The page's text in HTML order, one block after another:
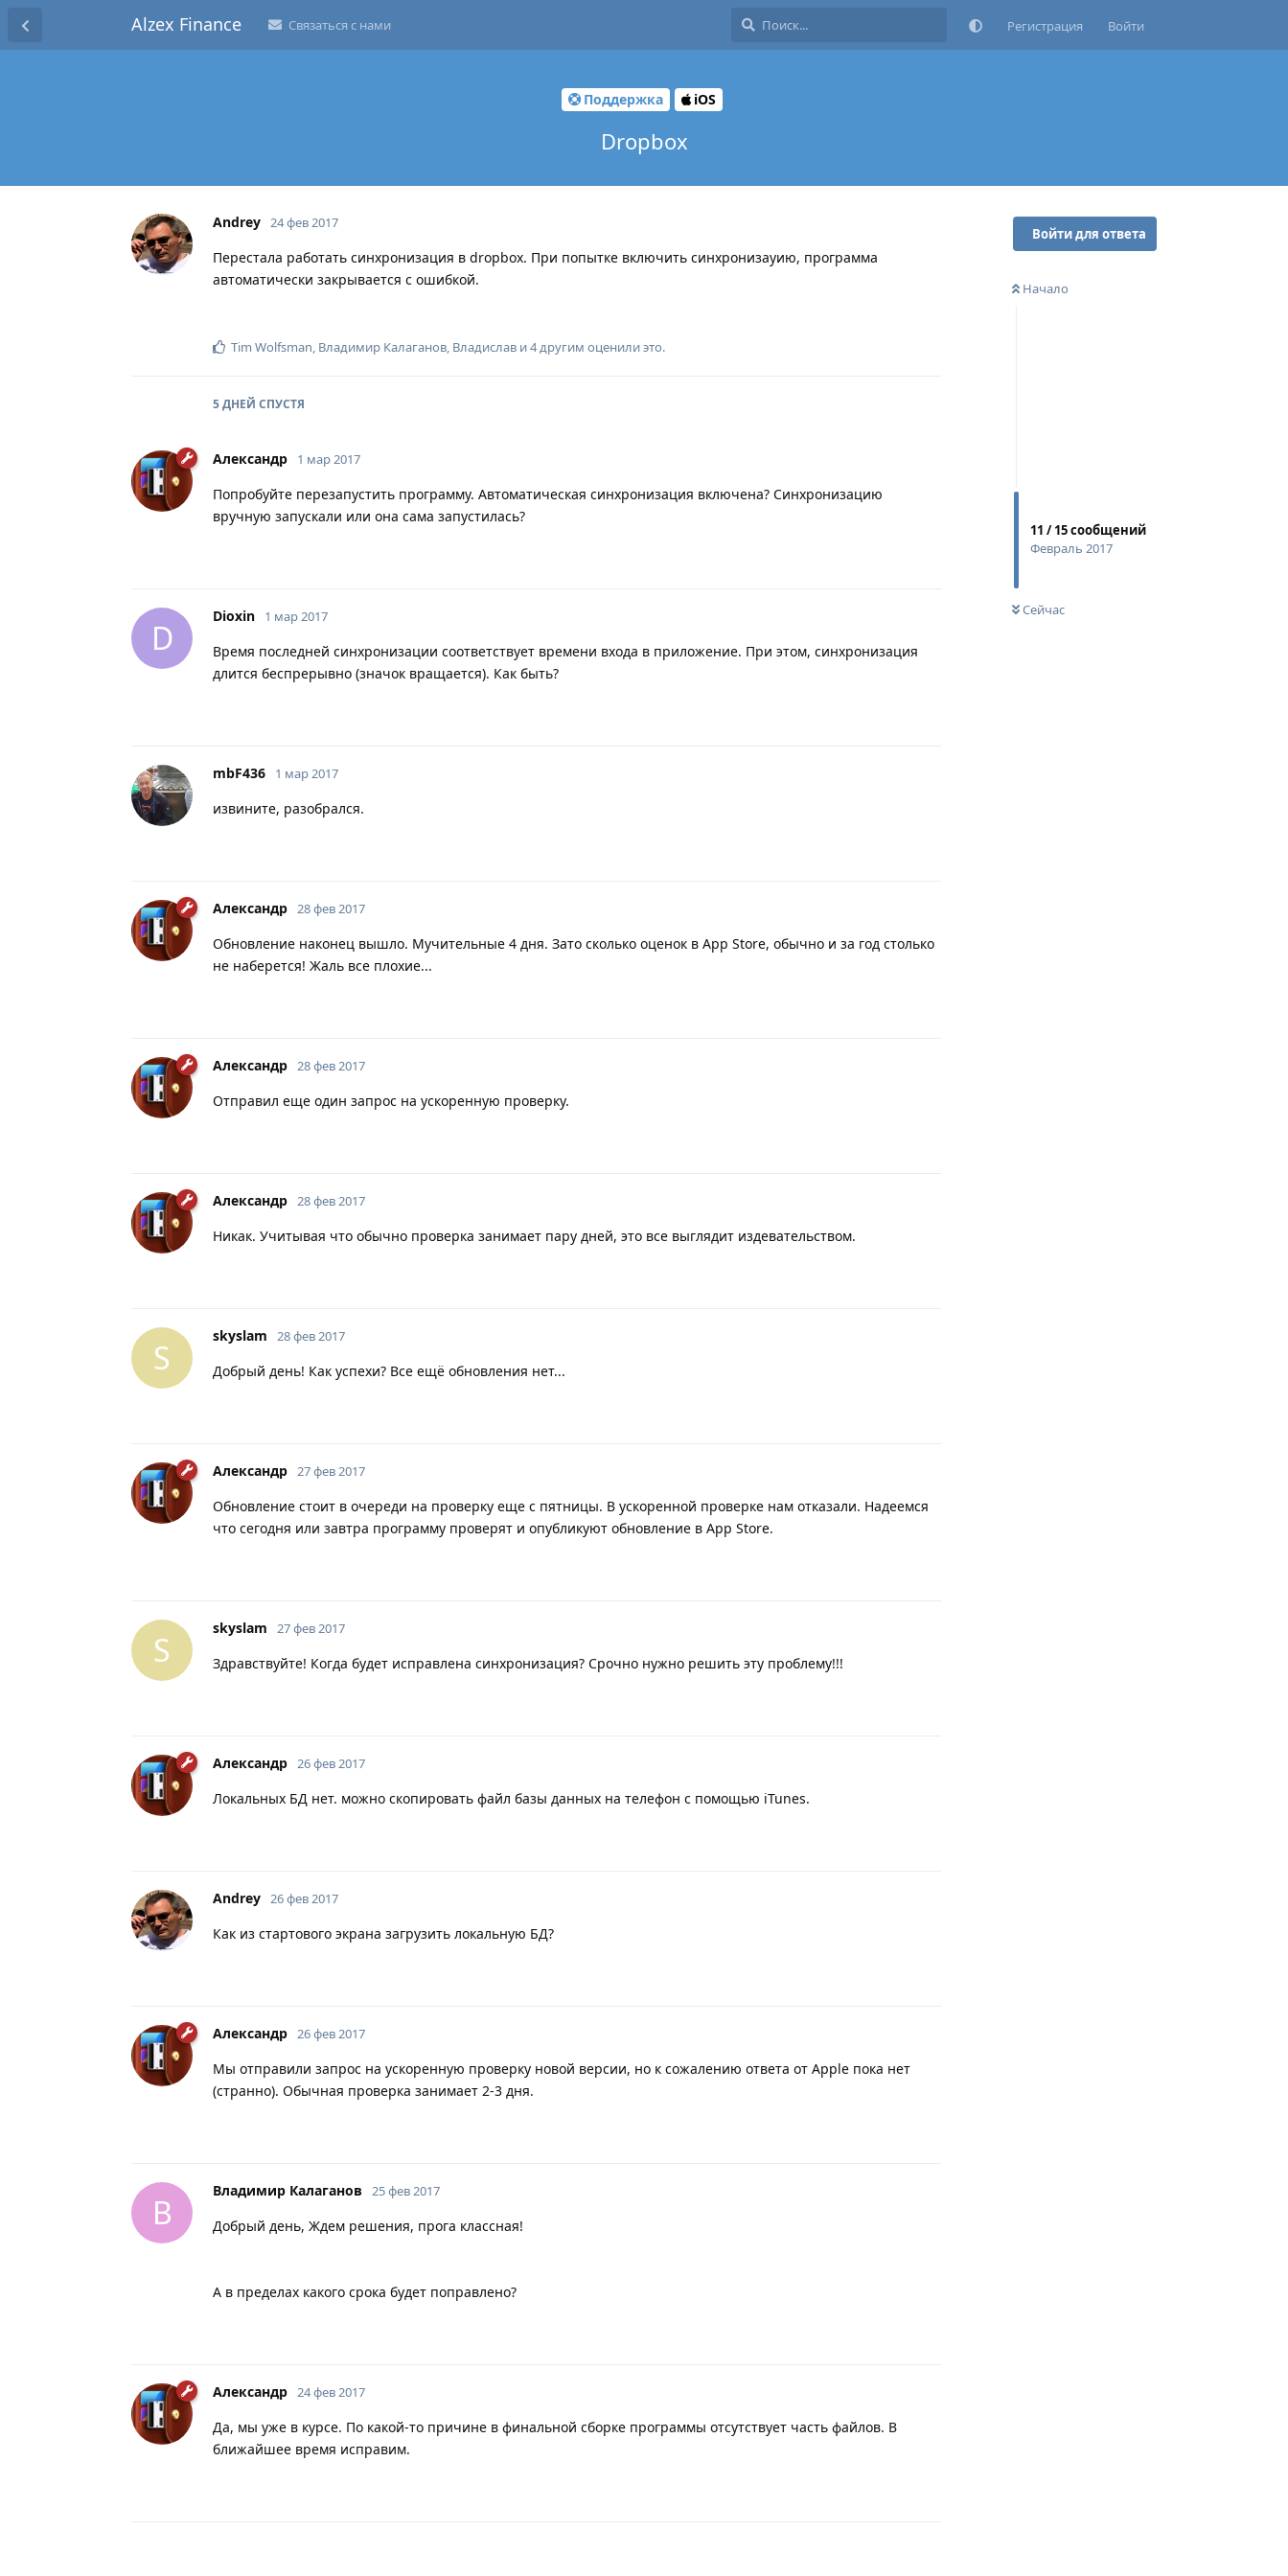
Alzex Finance Связаться с нами Регистрация Войти
Поддержка iOS
Dropbox
Войти для ответа
Начало
11 /15сообщений
Февраль 2017
Сейчас
Andrey 24 фев 2017
Перестала работать синхронизация в dropbox. При попытке включить синхронизауию, программа
автоматически закрывается с ошибкой.
Tim Wolfsman, Владимир Калаганов, Владислав и4другим оценили это.
5 ДНЕЙ СПУСТЯ
Александр 1 мар 2017
Попробуйте перезапустить программу. Автоматическая синхронизация включена? Синхронизацию
вручную запускали или она сама запустилась?
D
Dioxin 1 мар 2017
Время последней синхронизации соответствует времени входа в приложение. При этом, синхронизация
длится беспрерывно (значок вращается). Как быть?
mbF436 1 мар 2017
извините, разобрался.
Александр 28 фев 2017
Обновление наконец вышло. Мучительные 4 дня. Зато сколько оценок в App Store, обычно и за год столько
не наберется! Жаль все плохие...
Александр 28 фев 2017
Отправил еще один запрос на ускоренную проверку.
Александр 28 фев 2017
Никак. Учитывая что обычно проверка занимает пару дней, это все выглядит издевательством.
S
skyslam 28 фев 2017
Добрый день! Как успехи? Все ещё обновления нет...
Александр 27 фев 2017
Обновление стоит в очереди на проверку еще с пятницы. В ускоренной проверке нам отказали. Надеемся
что сегодня или завтра программу проверят и опубликуют обновление в App Store.
S
skyslam 27 фев 2017
Здравствуйте! Когда будет исправлена синхронизация? Срочно нужно решить эту проблему!!!
Александр 26 фев 2017
Локальных БД нет. можно скопировать файл базы данных на телефон с помощью iTunes.
Andrey 26 фев 2017
Как из стартового экрана загрузить локальную БД?
Александр 26 фев 2017
Мы отправили запрос на ускоренную проверку новой версии, но к сожалению ответа от Apple пока нет
(странно). Обычная проверка занимает 2-3 дня.
В
Владимир Калаганов 25 фев 2017
Добрый день, Ждем решения, прога классная!
А в пределах какого срока будет поправлено?
Александр 24 фев 2017
Да, мы уже в курсе. По какой-то причине в финальной сборке программы отсутствует часть файлов. В
ближайшее время исправим.